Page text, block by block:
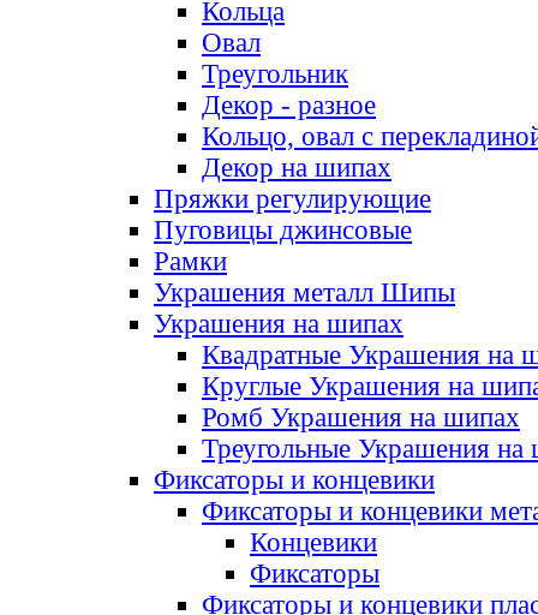
Кольца
Овал
Треугольник
Декор - разное
Кольцо, овал с
Декор на шипах
Пряжки регулирующие
Пуговицы джинсовые
Рамки
Украшения металл Шипы
Украшения на шипах
Квадратные Украшения на
Круглые Украшения на
Ромб Украшения на шипах
Треугольные Украшения на
Фиксаторы и концевики
Фиксаторы и концевики
Концевики
Фиксаторы
Фиксаторы и концевики